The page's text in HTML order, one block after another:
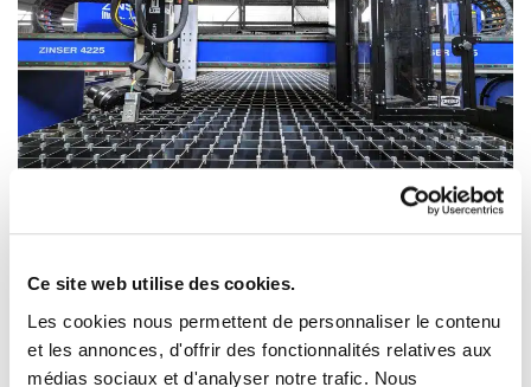
Ce site web utilise des cookies.
Les cookies nous permettent de personnaliser le contenu
et les annonces, d'offrir des fonctionnalités relatives aux
médias sociaux et d'analyser notre trafic. Nous
Les caractéristiques de lamachine de découpe
plasma:
Plasma 3D, 5 axes